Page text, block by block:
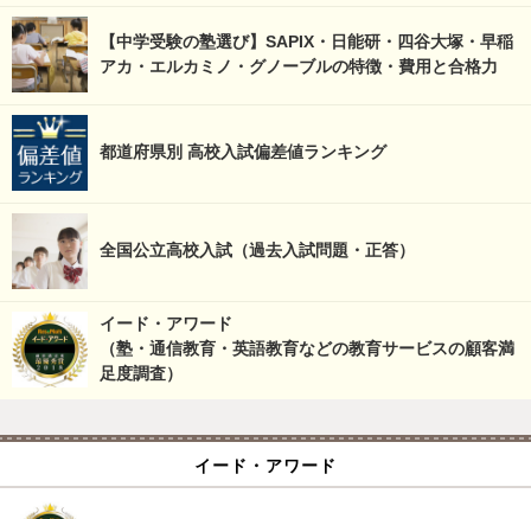
【中学受験の塾選び】SAPIX・日能研・四谷大塚・早稲
アカ・エルカミノ・グノーブルの特徴・費用と合格力
都道府県別 高校入試偏差値ランキング
全国公立高校入試（過去入試問題・正答）
イード・アワード
（塾・通信教育・英語教育などの教育サービスの顧客満
足度調査）
イード・アワード